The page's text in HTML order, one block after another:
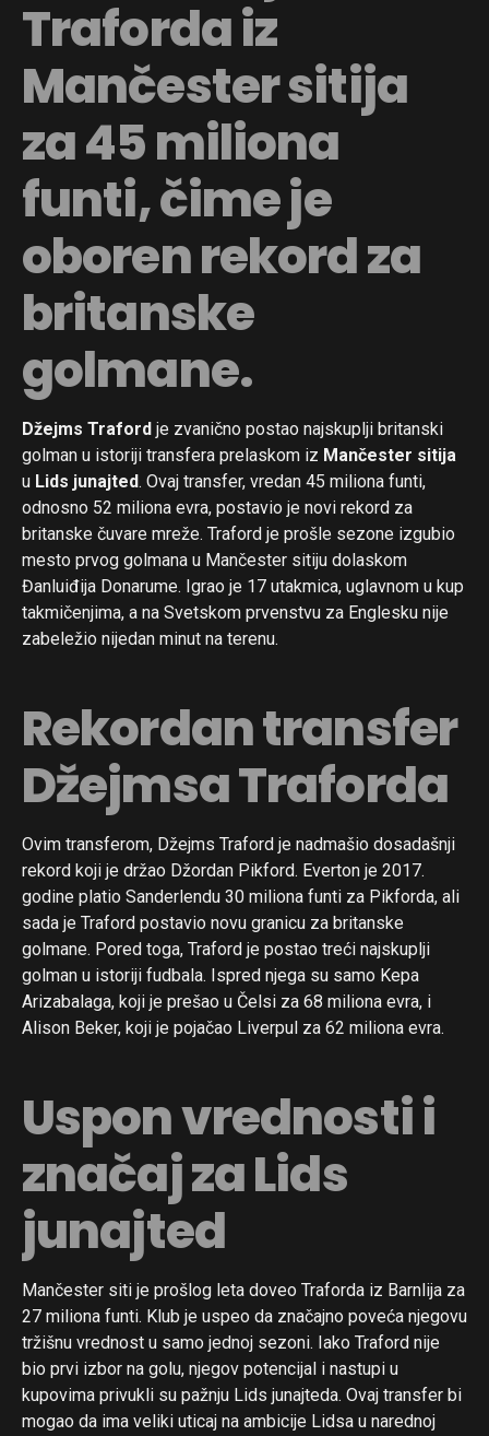
Traforda iz
Mančester sitija
za 45 miliona
funti, čime je
oboren rekord za
britanske
golmane.
Džejms Traford je zvanično postao najskuplji britanski
golman u istoriji transfera prelaskom iz Mančester sitija
u Lids junajted. Ovaj transfer, vredan 45 miliona funti,
odnosno 52 miliona evra, postavio je novi rekord za
britanske čuvare mreže. Traford je prošle sezone izgubio
mesto prvog golmana u Mančester sitiju dolaskom
Đanluiđija Donarume. Igrao je 17 utakmica, uglavnom u kup
takmičenjima, a na Svetskom prvenstvu za Englesku nije
zabeležio nijedan minut na terenu.
Rekordan transfer
Džejmsa Traforda
Ovim transferom, Džejms Traford je nadmašio dosadašnji
rekord koji je držao Džordan Pikford. Everton je 2017.
godine platio Sanderlendu 30 miliona funti za Pikforda, ali
sada je Traford postavio novu granicu za britanske
golmane. Pored toga, Traford je postao treći najskuplji
golman u istoriji fudbala. Ispred njega su samo Kepa
Arizabalaga, koji je prešao u Čelsi za 68 miliona evra, i
Alison Beker, koji je pojačao Liverpul za 62 miliona evra.
Uspon vrednosti i
značaj za Lids
junajted
Mančester siti je prošlog leta doveo Traforda iz Barnlija za
27 miliona funti. Klub je uspeo da značajno poveća njegovu
tržišnu vrednost u samo jednoj sezoni. Iako Traford nije
bio prvi izbor na golu, njegov potencijal i nastupi u
kupovima privukli su pažnju Lids junajteda. Ovaj transfer bi
mogao da ima veliki uticaj na ambicije Lidsa u narednoj